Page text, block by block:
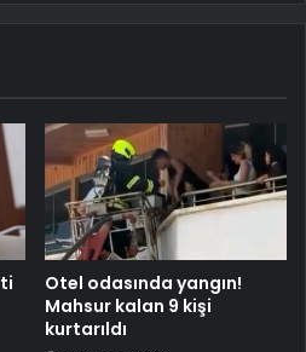
Otel odasında yangın!
Mahsur kalan 9 kişi
kurtarıldı